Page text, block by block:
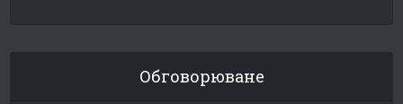
Обговорюване